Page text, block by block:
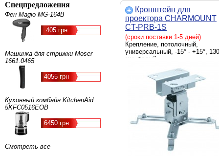
Спецпредложения
Фен Magio MG-164B
405 грн
Машинка для стрижки Moser
1661.0465
4055 грн
Кухонный комбайн KitchenAid
5KFC0516EOB
6450 грн
Смотреть все
Кронштейн для
проектора CHARMOUNT
CT-PRB-1S
(сроки поставки 1-5 дней)
Крепление, потолочный,
универсальный, -15° - +15°, 130
мм, белый